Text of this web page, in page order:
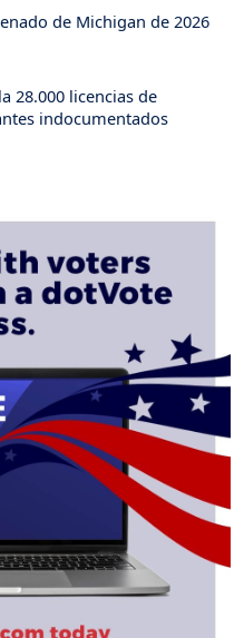
de Michigan de 2026
28.000 licencias de
indocumentados